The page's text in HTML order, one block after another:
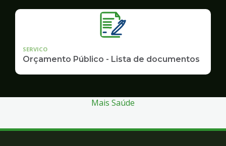
SERVICO
Orçamento Público - Lista de documentos
Mais Saúde